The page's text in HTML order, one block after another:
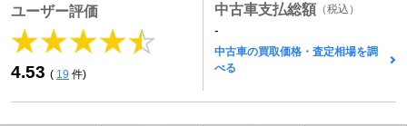
ユーザー評価
4.53 ( 19 件)
中古車支払総額 （税込）
-
中古車の買取価格・査定相場を調
べる